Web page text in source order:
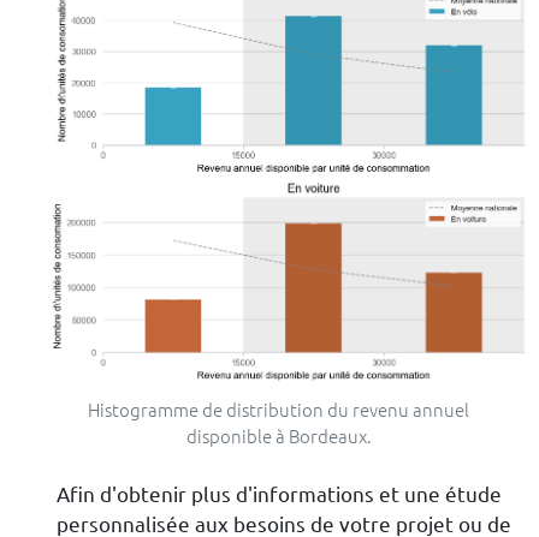
Histogramme de distribution du revenu annuel
disponible à Bordeaux.
Afin d'obtenir plus d'informations et une étude
personnalisée aux besoins de votre projet ou de